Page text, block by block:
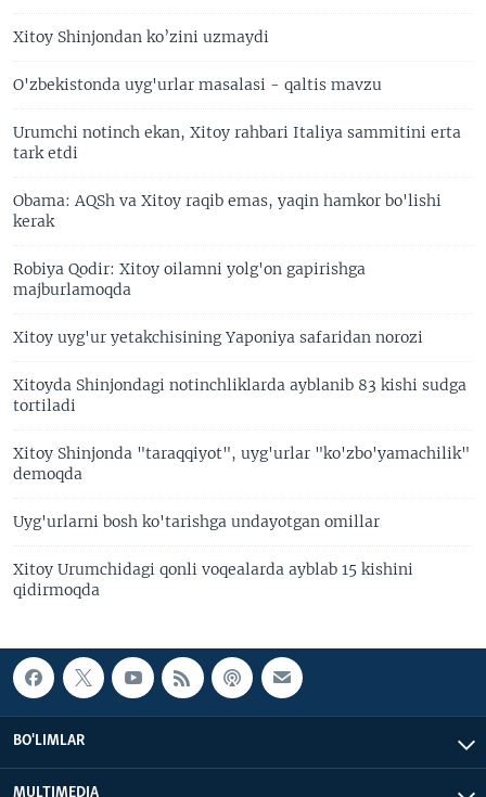
Xitoy Shinjondan ko’zini uzmaydi
O'zbekistonda uyg'urlar masalasi - qaltis mavzu
Urumchi notinch ekan, Xitoy rahbari Italiya sammitini erta
tark etdi
Obama: AQSh va Xitoy raqib emas, yaqin hamkor bo'lishi
kerak
Robiya Qodir: Xitoy oilamni yolg'on gapirishga
majburlamoqda
Xitoy uyg'ur yetakchisining Yaponiya safaridan norozi
Xitoyda Shinjondagi notinchliklarda ayblanib 83 kishi sudga
tortiladi
Xitoy Shinjonda "taraqqiyot", uyg'urlar "ko'zbo'yamachilik"
demoqda
Uyg'urlarni bosh ko'tarishga undayotgan omillar
Xitoy Urumchidagi qonli voqealarda ayblab 15 kishini
qidirmoqda
BO'LIMLAR
MULTIMEDIA